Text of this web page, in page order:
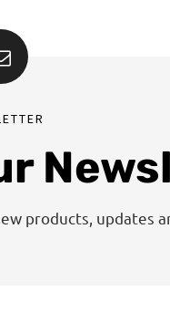
products, updates